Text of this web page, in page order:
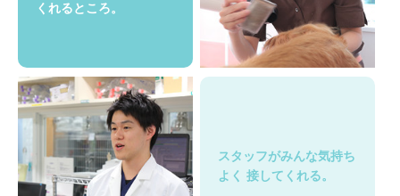
くれるところ。
スタッフがみんな気持ち
よく 接してくれる。